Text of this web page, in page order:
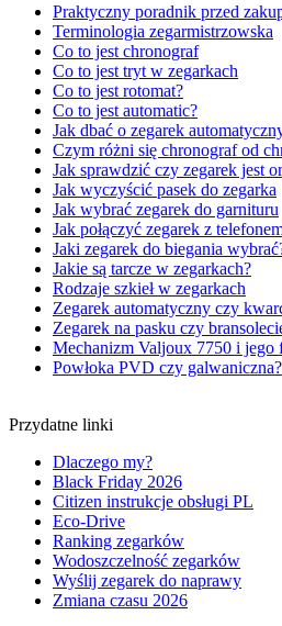
Praktyczny poradnik przed
Terminologia zegarmistrzowska
Co to jest chronograf
Co to jest tryt w zegarkach
Co to jest rotomat?
Co to jest automatic?
Jak dbać o zegarek
Czym różni się chronograf od
Jak sprawdzić czy zegarek jest
Jak wyczyścić pasek do zegarka
Jak wybrać zegarek do garnituru
Jak połączyć zegarek z
Jaki zegarek do biegania
Jakie są tarcze w zegarkach?
Rodzaje szkieł w zegarkach
Zegarek automatyczny czy
Zegarek na pasku czy
Mechanizm Valjoux 7750 i jego
Powłoka PVD czy galwaniczna?
Przydatne linki
Dlaczego my?
Black Friday 2026
Citizen instrukcje obsługi PL
Eco-Drive
Ranking zegarków
Wodoszczelność zegarków
Wyślij zegarek do naprawy
Zmiana czasu 2026